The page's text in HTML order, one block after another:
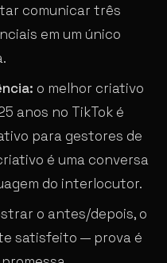
comunicar três
em um único
o melhor criativo
anos no TikTok é
para gestores de
é uma conversa
do interlocutor.
o antes/depois, o
satisfeito — prova é